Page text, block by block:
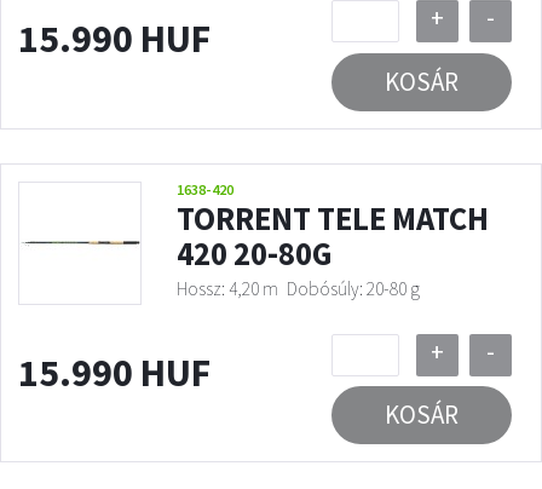
15.990 HUF +
-
KOSÁR
1638-420
TORRENT TELE MATCH
420 20-80G
Hossz: 4,20 m Dobósúly: 20-80 g
15.990 HUF +
-
KOSÁR